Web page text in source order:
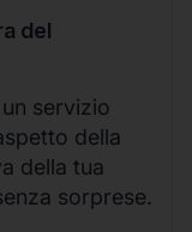
del
servizio
della
della tua
sorprese.